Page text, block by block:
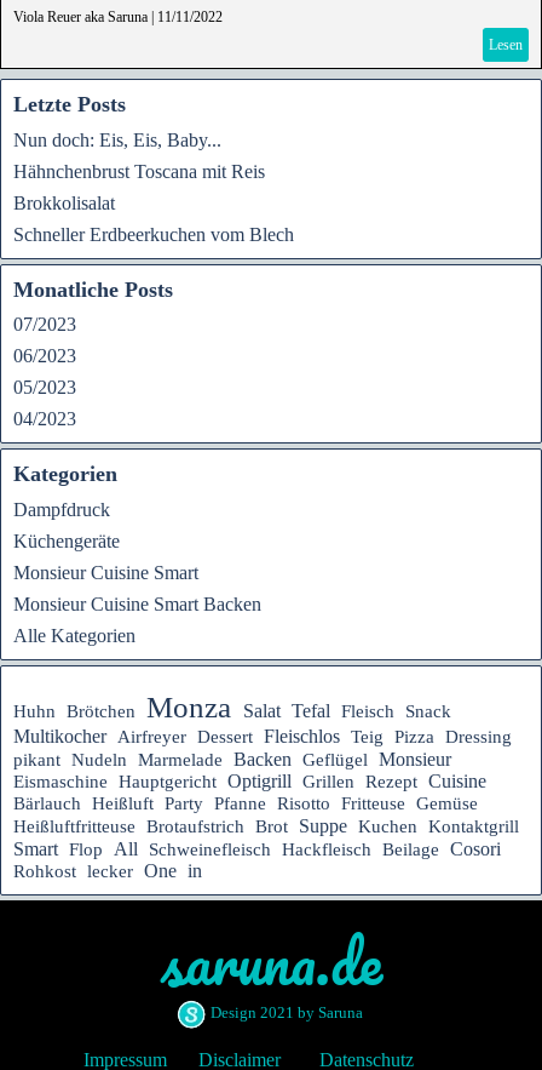
Viola Reuer aka Saruna
11/11/2022
Lesen
Letzte Posts
Nun doch: Eis, Eis, Baby...
Hähnchenbrust Toscana mit Reis
Brokkolisalat
Schneller Erdbeerkuchen vom Blech
Monatliche Posts
07/2023
06/2023
05/2023
04/2023
Kategorien
Dampfdruck
Küchengeräte
Monsieur Cuisine Smart
Monsieur Cuisine Smart Backen
Alle Kategorien
Huhn Brötchen Monza Salat Tefal Fleisch Snack
Multikocher Airfreyer Dessert Fleischlos Teig Pizza
Dressing
pikant Nudeln Marmelade Backen Geflügel Monsieur
Eismaschine Hauptgericht Optigrill Grillen Rezept Cuisine
Bärlauch Heißluft Party Pfanne Risotto Fritteuse Gemüse
Heißluftfritteuse Brotaufstrich Brot Suppe Kuchen Kontaktgrill
Smart Flop All Schweinefleisch Hackfleisch Beilage Cosori
Rohkost lecker One in
saruna.de
Impressum Disclaimer Datenschutz
Design 2021 by Saruna